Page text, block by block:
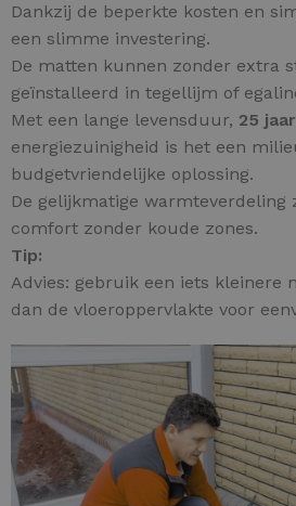
Dankzij de beperkte kosten en
een slimme investering.
De matten kunnen zonder extra
geïnstalleerd in tegellijm of
Met een lange levensduur, 25
energiezuinigheid is het een
budgetvriendelijke oplossing.
De gelijkmatige warmteverdeling
comfort zonder koude zones.
Tip:
Advies: gebruik een iets kleinere
dan de vloeroppervlakte voor